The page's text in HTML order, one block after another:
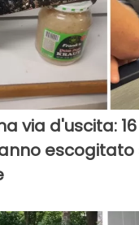
via d'uscita:
escogitato